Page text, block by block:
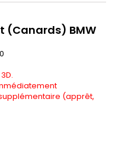
(Canards) BMW
(apprêt,